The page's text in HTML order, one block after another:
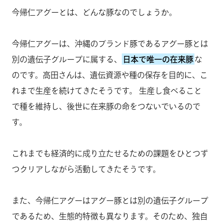
今帰仁アグーとは、どんな豚なのでしょうか。
今帰仁アグーは、沖縄のブランド豚であるアグー豚とは
別の遺伝子グループに属する、
日本で唯一の在来豚な
のです。高田さんは、遺伝資源や種の保存を目的に、こ
れまで生産を続けてきたそうです。 生産し食べること
で種を維持し、後世に在来豚の命をつないでいるので
す。
これまでも経済的に成り立たせるための課題をひとつず
つクリアしながら活動してきたそうです。
また、今帰仁アグーはアグー豚とは別の遺伝子グループ
であるため、生態的特徴も異なります。そのため、独自